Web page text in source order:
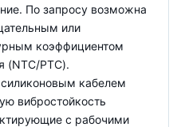
По запросу возможна
или
коэффициентом
(NTC/PTC).
кабелем
вибростойкость
с рабочими